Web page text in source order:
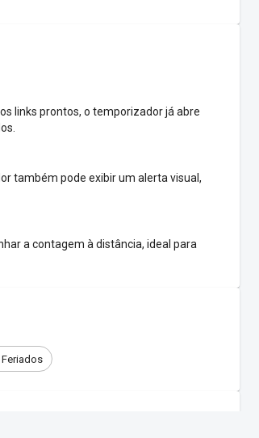
links prontos, o temporizador já abre
também pode exibir um alerta visual,
a contagem à distância, ideal para
Feriados